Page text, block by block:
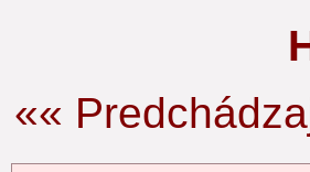
««